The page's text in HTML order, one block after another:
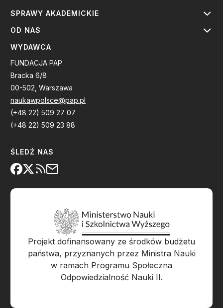
SPRAWY AKADEMICKIE
OD NAS
WYDAWCA
FUNDACJA PAP
Bracka 6/8
00-502, Warszawa
naukawpolsce@pap.pl
(+48 22) 509 27 07
(+48 22) 509 23 88
ŚLEDŹ NAS
Projekt dofinansowany ze środków budżetu
państwa, przyznanych przez Ministra Nauki
w ramach Programu Społeczna
Odpowiedzialność Nauki II.